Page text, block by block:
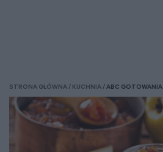
STRONA GŁÓWNA KUCHNIA ABC GOTOWANIA